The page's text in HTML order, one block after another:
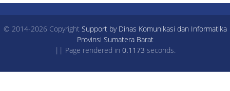
© 2014-2026 Copyright Support by Dinas Komunikasi dan Informatika
Provinsi Sumatera Barat
|| Page rendered in 0.1173 seconds.